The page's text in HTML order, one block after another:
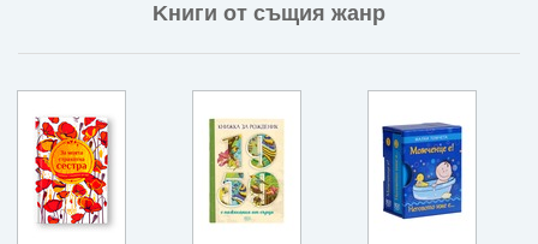
Kниги от същия жанр